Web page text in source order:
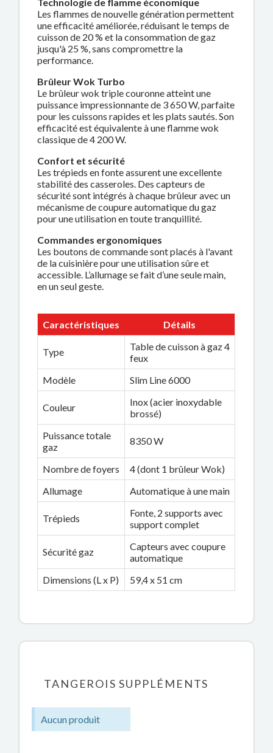
Les flammes de nouvelle génération permettent
une efficacité améliorée, réduisant le temps de
cuisson de 20 % et la consommation de gaz
jusqu'à 25 %, sans compromettre la
performance.
Brûleur Wok Turbo
Le brûleur wok triple couronne atteint une
puissance impressionnante de 3 650 W, parfaite
pour les cuissons rapides et les plats sautés. Son
efficacité est équivalente à une flamme wok
classique de 4 200 W.
Confort et sécurité
Les trépieds en fonte assurent une excellente
stabilité des casseroles. Des capteurs de
sécurité sont intégrés à chaque brûleur avec un
mécanisme de coupure automatique du gaz
pour une utilisation en toute tranquillité.
Commandes ergonomiques
Les boutons de commande sont placés à l'avant
de la cuisinière pour une utilisation sûre et
accessible. L’allumage se fait d’une seule main,
en un seul geste.
Caractéristiques Détails
Type
Table de cuisson à gaz 4
feux
Modèle
Slim Line 6000
Couleur
Inox (acier inoxydable
brossé)
Puissance totale
gaz
8350 W
Nombre de foyers
4 (dont 1 brûleur Wok)
Allumage
Automatique à une main
Trépieds
Fonte, 2 supports avec
support complet
Sécurité gaz
Capteurs avec coupure
automatique
Dimensions (L x P)
59,4 x 51 cm
TANGEROIS SUPPLÉMENTS
Aucun produit